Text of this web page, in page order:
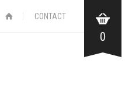
CONTACT
0